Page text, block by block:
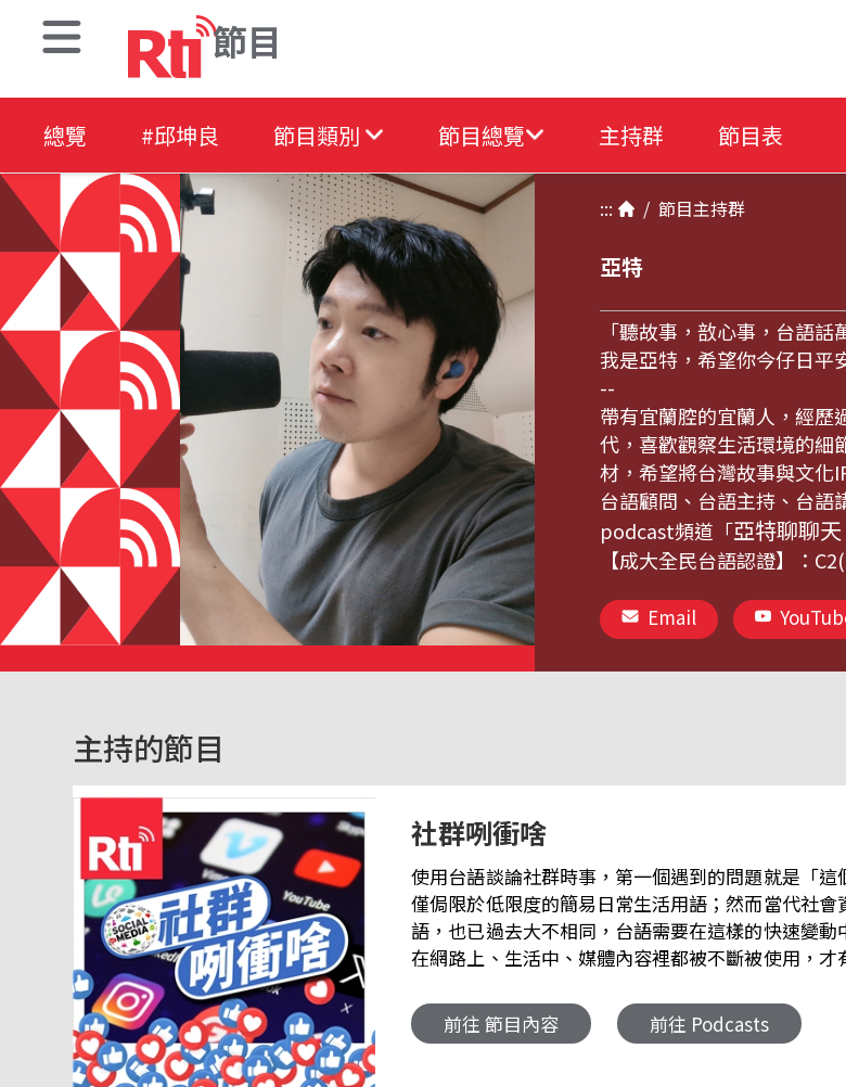
節目
總覽 #邱坤良 節目類別 節目總覽 主持群 節目表
::: / 節目主持群
亞特
「聽故事，敨心事，台語話
我是亞特，希望你今仔日平
--
帶有宜蘭腔的宜蘭人，經歷
代，喜歡觀察生活環境的細
材，希望將台灣故事與文化
台語顧問、台語主持、台語
podcast頻道「亞特聊聊
【成大全民台語認證】：
Email
主持的節目
社群咧衝啥
使用台語談論社群時事，第一個遇到的問題就是「
僅侷限於低限度的簡易日常生活用語；然而當代社
語，也已過去大不相同，台語需要在這樣的快速變
在網路上、生活中、媒體內容裡都被不斷被使用，才
央廣臺灣台語迷眾頁 聽友來函：atlantis919@rti.org.tw 【揣著亞特】 亞特陪你káng台語 亞特陪你
語 ✪ 亞特節目
前往 節目內容 前往 Podcasts